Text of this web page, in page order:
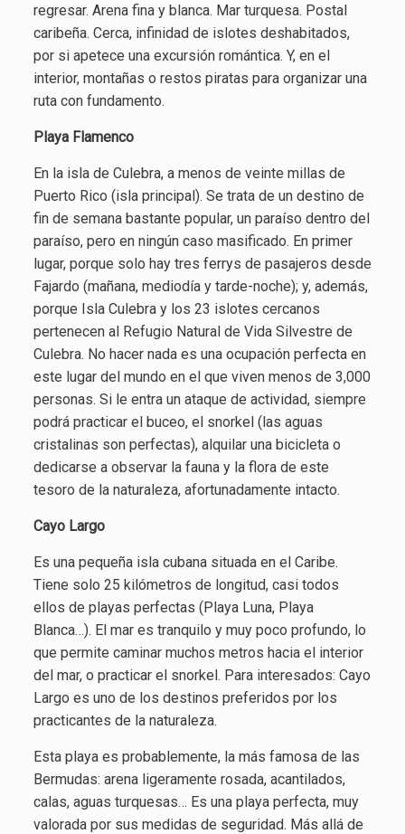
regresar. Arena fina y blanca. Mar turquesa. Postal
caribeña. Cerca, infinidad de islotes deshabitados,
por si apetece una excursión romántica. Y, en el
interior, montañas o restos piratas para organizar una
ruta con fundamento.
Playa Flamenco
En la isla de Culebra, a menos de veinte millas de
Puerto Rico (isla principal). Se trata de un destino de
fin de semana bastante popular, un paraíso dentro del
paraíso, pero en ningún caso masificado. En primer
lugar, porque solo hay tres ferrys de pasajeros desde
Fajardo (mañana, mediodía y tarde-noche); y, además,
porque Isla Culebra y los 23 islotes cercanos
pertenecen al Refugio Natural de Vida Silvestre de
Culebra. No hacer nada es una ocupación perfecta en
este lugar del mundo en el que viven menos de 3,000
personas. Si le entra un ataque de actividad, siempre
podrá practicar el buceo, el snorkel (las aguas
cristalinas son perfectas), alquilar una bicicleta o
dedicarse a observar la fauna y la flora de este
tesoro de la naturaleza, afortunadamente intacto.
Cayo Largo
Es una pequeña isla cubana situada en el Caribe.
Tiene solo 25 kilómetros de longitud, casi todos
ellos de playas perfectas (Playa Luna, Playa
Blanca…). El mar es tranquilo y muy poco profundo, lo
que permite caminar muchos metros hacia el interior
del mar, o practicar el snorkel. Para interesados: Cayo
Largo es uno de los destinos preferidos por los
practicantes de la naturaleza.
Esta playa es probablemente, la más famosa de las
Bermudas: arena ligeramente rosada, acantilados,
calas, aguas turquesas… Es una playa perfecta, muy
valorada por sus medidas de seguridad. Más allá de